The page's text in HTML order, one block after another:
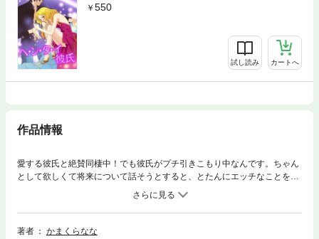
550
試し読み カートへ
作品情報
愛する彼氏と絶賛同棲中！でも彼氏がプチ引きこもり中なんです。ちゃん
として欲しくて将来について話そうとすると、とたんにエッチなことを仕
掛けてきて…!?コスプレしたり拘束プレイしたり、求めてくれるのは嬉し
いけど、なんだかどんどんヘンタイ化してない??
著者
かまくらなな